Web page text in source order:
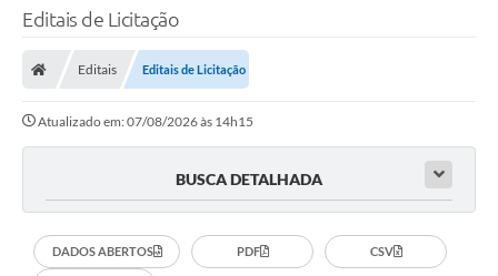
Editais de Licitação
Editais Editais de Licitação
Atualizado em: 07/08/2026 às 14h15
BUSCA DETALHADA
DADOS ABERTOS PDF CSV